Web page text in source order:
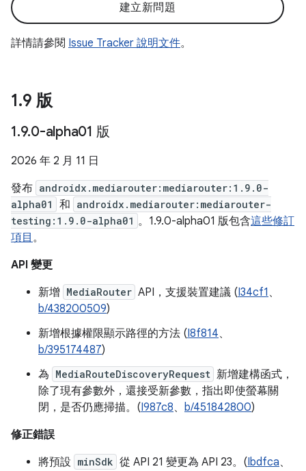
建立新問題
詳情請參閱 Issue Tracker 說明文件。
1.9 版
1.9.0-alpha01 版
2026 年 2 月 11 日
發布 androidx.mediarouter:mediarouter:1.9.0-
alpha01
和 androidx.mediarouter:mediarouter-
testing:1.9.0-alpha01 。1.9.0-alpha01 版包含這些修訂
項目 。
API 變更
新增 MediaRouter API，支援裝置建議 (I34cf1 、
b/438200509)
新增根據權限顯示路徑的方法 (I8f814、
b/395174487)
為 MediaRouteDiscoveryRequest 新增建構函式，
除了現有參數外，還接受新參數，指出即使螢幕關
閉，是否仍應掃描。(I987c8、 b/451842800)
修正錯誤
將預設 minSdk 從 API 21 變更為 API 23。(Ibdfca、